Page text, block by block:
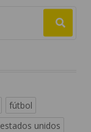
fútbol
estados unidos